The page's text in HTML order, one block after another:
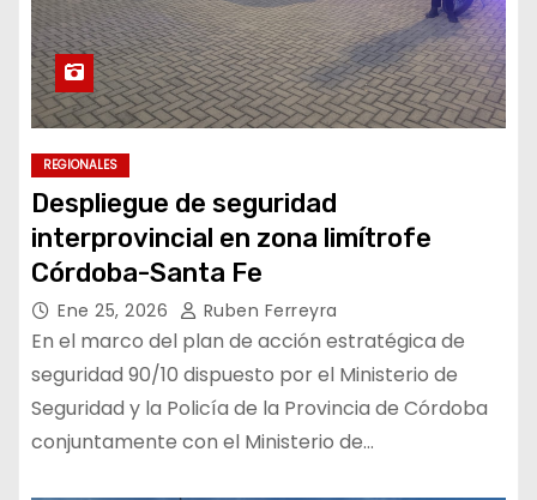
REGIONALES
Despliegue de seguridad
interprovincial en zona limítrofe
Córdoba-Santa Fe
Ene 25, 2026 Ruben Ferreyra
En el marco del plan de acción estratégica de
seguridad 90/10 dispuesto por el Ministerio de
Seguridad y la Policía de la Provincia de Córdoba
conjuntamente con el Ministerio de…